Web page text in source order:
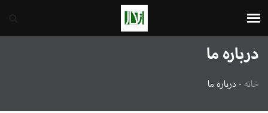
10th August 2026
درباره ما
خانه -درباره ما